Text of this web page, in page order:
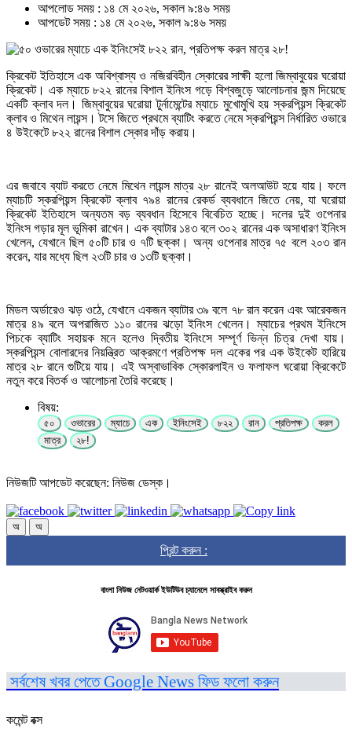
আপলোড সময় : ১৪ মে ২০২৬, সকাল ৯:৪৬ সময়
আপডেট সময় : ১৪ মে ২০২৬, সকাল ৯:৪৬ সময়
ক্রিকেট ইতিহাসে এক অবিশ্বাস্য ও নজিরবিহীন স্কোরের সাক্ষী হলো জিম্বাবুয়ের ঘরোয়া
ক্রিকেট। এক ম্যাচে ৮২২ রানের বিশাল ইনিংস গড়ে বিশ্বজুড়ে আলোচনার জন্ম দিয়েছে
একটি ক্লাব দল। জিম্বাবুয়ের ঘরোয়া টুর্নামেন্টের ম্যাচে মুখোমুখি হয় স্করপিয়ন্স ক্রিকেট
ক্লাব ও মিথেন লায়ন্স। টসে জিতে প্রথমে ব্যাটিং করতে নেমে স্করপিয়ন্স নির্ধারিত ওভারে
৪ উইকেটে ৮২২ রানের বিশাল স্কোর দাঁড় করায়।
এর জবাবে ব্যাট করতে নেমে মিথেন লায়ন্স মাত্র ২৮ রানেই অলআউট হয়ে যায়। ফলে
ম্যাচটি স্করপিয়ন্স ক্রিকেট ক্লাব ৭৯৪ রানের রেকর্ড ব্যবধানে জিতে নেয়, যা ঘরোয়া
ক্রিকেট ইতিহাসে অন্যতম বড় ব্যবধান হিসেবে বিবেচিত হচ্ছে। দলের দুই ওপেনার
ইনিংস গড়ার মূল ভূমিকা রাখেন। এক ব্যাটার ১৪৩ বলে ৩০২ রানের এক অসাধারণ ইনিংস
খেলেন, যেখানে ছিল ৫০টি চার ও ৭টি ছক্কা। অন্য ওপেনার মাত্র ৭৫ বলে ২০৩ রান
করেন, যার মধ্যে ছিল ২৩টি চার ও ১৩টি ছক্কা।
মিডল অর্ডারেও ঝড় ওঠে, যেখানে একজন ব্যাটার ৩৯ বলে ৭৮ রান করেন এবং আরেকজন
মাত্র ৪৯ বলে অপরাজিত ১১০ রানের ঝড়ো ইনিংস খেলেন। ম্যাচের প্রথম ইনিংসে
পিচকে ব্যাটিং সহায়ক মনে হলেও দ্বিতীয় ইনিংসে সম্পূর্ণ ভিন্ন চিত্র দেখা যায়।
স্করপিয়ন্স বোলারদের নিয়ন্ত্রিত আক্রমণে প্রতিপক্ষ দল একের পর এক উইকেট হারিয়ে
মাত্র ২৮ রানে গুটিয়ে যায়। এই অস্বাভাবিক স্কোরলাইন ও ফলাফল ঘরোয়া ক্রিকেটে
নতুন করে বিতর্ক ও আলোচনা তৈরি করেছে।
বিষয়:
৫০ ওভারের ম্যাচে এক ইনিংসেই ৮২২ রান প্রতিপক্ষ
করল
মাত্র
২৮!
নিউজটি আপডেট করেছেন: নিউজ ডেস্ক।
অ অ
প্রিন্ট করুন :
বাংলা নিউজ নেটওয়ার্ক ইউটিউব চ্যানেলে সাবস্ক্রাইব করুন
সর্বশেষ খবর পেতে Google News ফিড ফলো করুন
কমেন্ট বক্স